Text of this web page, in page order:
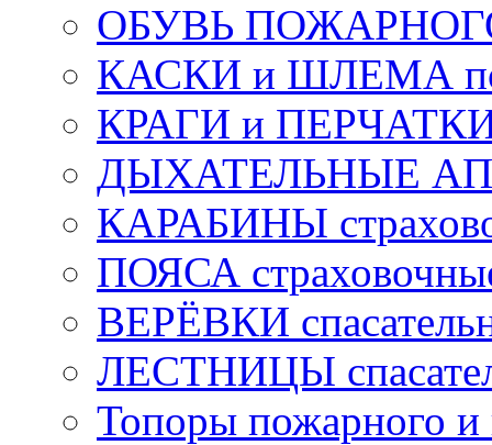
ОБУВЬ
КАСКИ и ШЛЕМА
КРАГИ и ПЕРЧАТКИ
ДЫХАТЕЛЬНЫЕ
КАРАБИНЫ
ПОЯСА
ВЕРЁВКИ
ЛЕСТНИЦЫ
Топоры пожарного и